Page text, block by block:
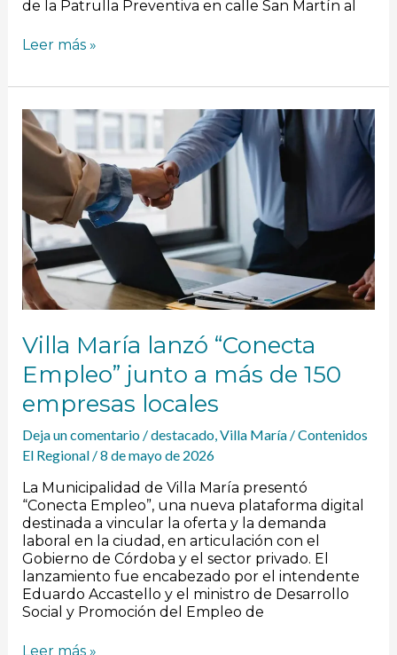
de la Patrulla Preventiva en calle San Martín al
Leer más »
Villa María lanzó “Conecta
Empleo” junto a más de 150
empresas locales
Deja un comentario /destacado, Villa María/Contenidos
El Regional /8 de mayo de 2026
La Municipalidad de Villa María presentó
“Conecta Empleo”, una nueva plataforma digital
destinada a vincular la oferta y la demanda
laboral en la ciudad, en articulación con el
Gobierno de Córdoba y el sector privado. El
lanzamiento fue encabezado por el intendente
Eduardo Accastello y el ministro de Desarrollo
Social y Promoción del Empleo de
Villa
María
lanzó
“Conecta
Empleo”
junto
a
más
de
150
empresas
locales
Leer más »